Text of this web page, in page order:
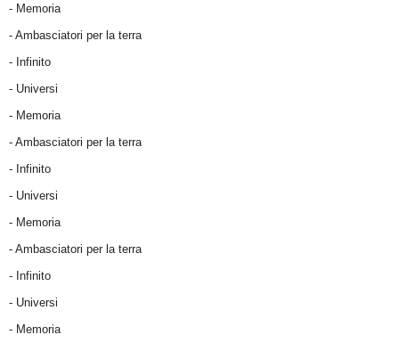
- Memoria
- Ambasciatori per la terra
- Infinito
- Universi
- Memoria
- Ambasciatori per la terra
- Infinito
- Universi
- Memoria
- Ambasciatori per la terra
- Infinito
- Universi
- Memoria